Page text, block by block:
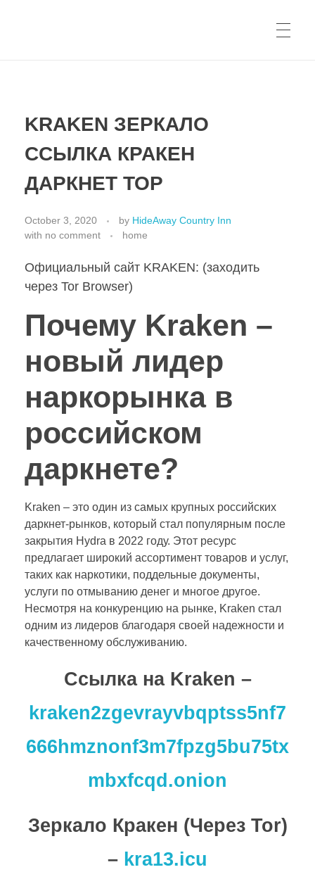
KRAKEN ЗЕРКАЛО
ССЫЛКА КРАКЕН
ДАРКНЕТ ТОР
October 3, 2020 by HideAway Country Inn
with no comment home
Официальный сайт KRAKEN: (заходить
через Tor Browser)
Почему Kraken –
новый лидер
наркорынка в
российском
даркнете?
Kraken – это один из самых крупных российских
даркнет-рынков, который стал популярным после
закрытия Hydra в 2022 году. Этот ресурс
предлагает широкий ассортимент товаров и услуг,
таких как наркотики, поддельные документы,
услуги по отмыванию денег и многое другое.
Несмотря на конкуренцию на рынке, Kraken стал
одним из лидеров благодаря своей надежности и
качественному обслуживанию.
Cсылка на Kraken –
kraken2zgevrayvbqptss5nf7
666hmznonf3m7fpzg5bu75tx
mbxfcqd.onion
Зеркало Кракен (Через Tor)
– kra13.icu